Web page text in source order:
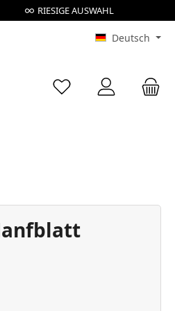
RIESIGE AUSWAHL
Deutsch
Du hast 0 Produkte